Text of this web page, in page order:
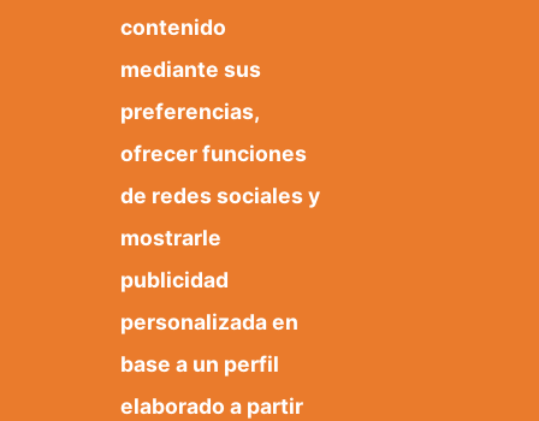
contenido
mediante sus
preferencias,
ofrecer funciones
de redes sociales y
mostrarle
publicidad
personalizada en
base a un perfil
elaborado a partir